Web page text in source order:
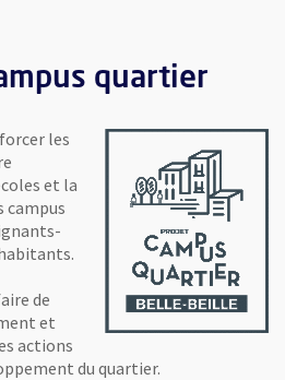
quartier
les
et la
campus
de
et
actions
du quartier.